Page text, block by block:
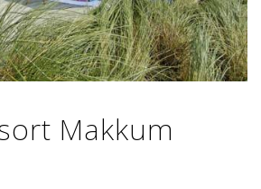
Makkum